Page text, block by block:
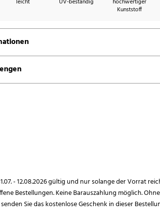
leicht UV-beständig
hochwertiger
Kunststoff
- 12.08.2026 gültig und nur solange der Vorrat
Bestellungen. Keine Barauszahlung möglich.
Sie das kostenlose Geschenk in dieser